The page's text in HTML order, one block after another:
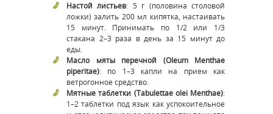
Настой листьев: 5 г (половина столовой
ложки) залить 200 мл кипятка, настаивать
15 минут. Принимать по 1/2 или 1/3
стакана 2–3 раза в день за 15 минут до
еды.
Масло мяты перечной (Oleum Menthae
piperitae): по 1–3 капли на прием как
ветрогонное средство.
Мятные таблетки (Tabulettae olei Menthae):
1–2 таблетки под язык как успокоительное